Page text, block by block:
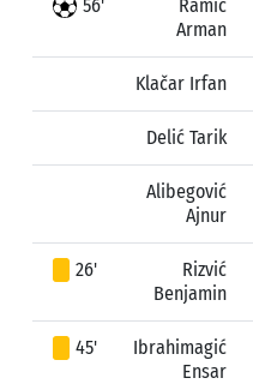
56'
Ramić
Arman
Klačar Irfan
Delić Tarik
Alibegović
Ajnur
26'
Rizvić
Benjamin
45'
Ibrahimagić
Ensar